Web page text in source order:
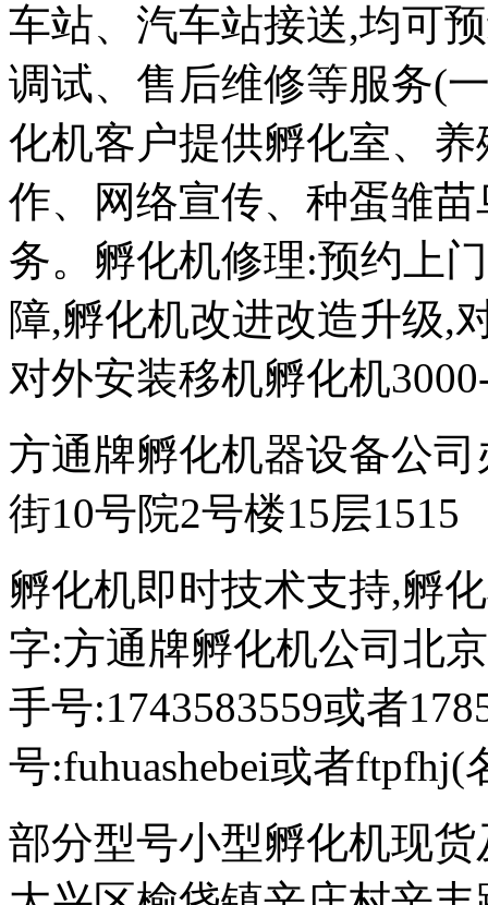
车站、汽车站接送,均可
调试、售后维修等服务(
化机客户提供孵化室、
作、网络宣传、种蛋雏
务。孵化机修理:预约上
障,孵化机改进改造升级,
对外安装移机孵化机
方通牌孵化机器设备公
街10号院2号楼15层1515
孵化机即时技术支持,孵
字:方通牌孵化机公司北
手号:1743583559或者
号:fuhuashebei或者
部分型号小型孵化机现